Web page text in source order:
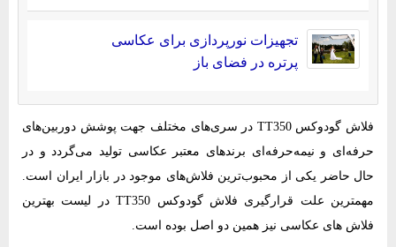
تجهیزات نورپردازی برای عکاسی
پرتره در فضای باز
فلاش گودوکس‌ TT350‌‌ در سری‌های مختلف جهت پوشش دوربین‌های
حرفه‌ای و نیمه‌حرفه‌ای برندهای معتبر عکاسی تولید می‌گردد و در
حال حاضر یکی از محبوب‌ترین فلاش‌های موجود در بازار ایران است.
مهمترین علت قرارگیری فلاش گودوکس‌ TT350‌‌ در لیست بهترین
فلاش های عکاسی نیز همین دو اصل بوده است.